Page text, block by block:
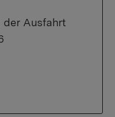
der Ausfahrt